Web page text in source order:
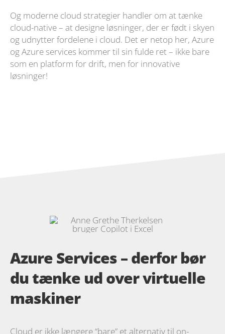
Og moderne cloud strategier handler om at tænke
cloud-native – at designe løsninger, der er født i skyen
og udnytter fordelene i cloud. Det er netop her, Azure
og Azure services kommer til sin fulde ret – ikke bare
som en platform for drift, men for innovative
løsninger!
Azure Services – derfor bør
du tænke ud over virtuelle
maskiner
Cloud er ikke længere “bare” et alternativ til on-